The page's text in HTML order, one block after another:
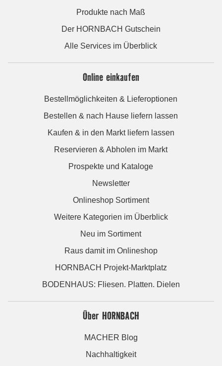
Produkte nach Maß
Der HORNBACH Gutschein
Alle Services im Überblick
Online einkaufen
Bestellmöglichkeiten & Lieferoptionen
Bestellen & nach Hause liefern lassen
Kaufen & in den Markt liefern lassen
Reservieren & Abholen im Markt
Prospekte und Kataloge
Newsletter
Onlineshop Sortiment
Weitere Kategorien im Überblick
Neu im Sortiment
Raus damit im Onlineshop
HORNBACH Projekt-Marktplatz
BODENHAUS: Fliesen. Platten. Dielen
Über HORNBACH
MACHER Blog
Nachhaltigkeit